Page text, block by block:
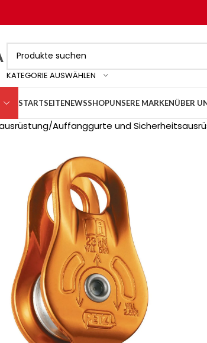
KATEGORIE AUSWÄHLEN
STARTSEITENEWSSHOPUNSERE MARKENÜBER
Auffanggurte und